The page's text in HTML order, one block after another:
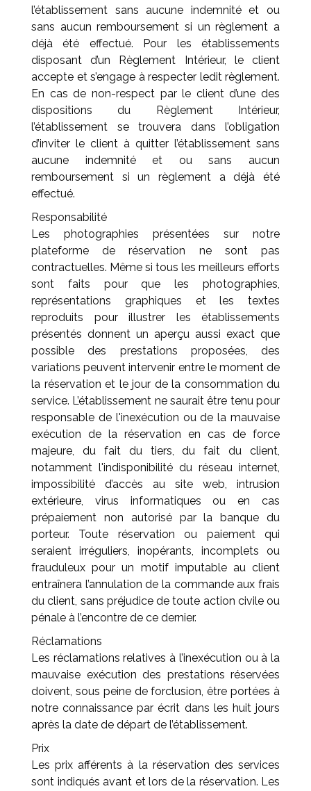
l’établissement sans aucune indemnité et ou
sans aucun remboursement si un règlement a
déjà été effectué. Pour les établissements
disposant d’un Règlement Intérieur, le client
accepte et s’engage à respecter ledit règlement.
En cas de non-respect par le client d’une des
dispositions du Règlement Intérieur,
l’établissement se trouvera dans l’obligation
d’inviter le client à quitter l’établissement sans
aucune indemnité et ou sans aucun
remboursement si un règlement a déjà été
effectué.
Responsabilité
Les photographies présentées sur notre
plateforme de réservation ne sont pas
contractuelles. Même si tous les meilleurs efforts
sont faits pour que les photographies,
représentations graphiques et les textes
reproduits pour illustrer les établissements
présentés donnent un aperçu aussi exact que
possible des prestations proposées, des
variations peuvent intervenir entre le moment de
la réservation et le jour de la consommation du
service. L’établissement ne saurait être tenu pour
responsable de l'inexécution ou de la mauvaise
exécution de la réservation en cas de force
majeure, du fait du tiers, du fait du client,
notamment l'indisponibilité du réseau internet,
impossibilité d’accès au site web, intrusion
extérieure, virus informatiques ou en cas
prépaiement non autorisé par la banque du
porteur. Toute réservation ou paiement qui
seraient irréguliers, inopérants, incomplets ou
frauduleux pour un motif imputable au client
entraînera l’annulation de la commande aux frais
du client, sans préjudice de toute action civile ou
pénale à l’encontre de ce dernier.
Réclamations
Les réclamations relatives à l’inexécution ou à la
mauvaise exécution des prestations réservées
doivent, sous peine de forclusion, être portées à
notre connaissance par écrit dans les huit jours
après la date de départ de l’établissement.
Prix
Les prix afférents à la réservation des services
sont indiqués avant et lors de la réservation. Les